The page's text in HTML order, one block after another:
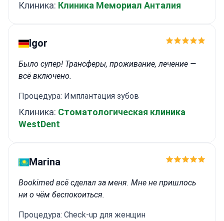
Клиника: Клиника Мемориал Анталия
Igor
Было супер! Трансферы, проживание, лечение —
всё включено.
Процедура: Имплантация зубов
Клиника: Стоматологическая клиника
WestDent
Marina
Bookimed всё сделал за меня. Мне не пришлось
ни о чём беспокоиться.
Процедура: Check-up для женщин